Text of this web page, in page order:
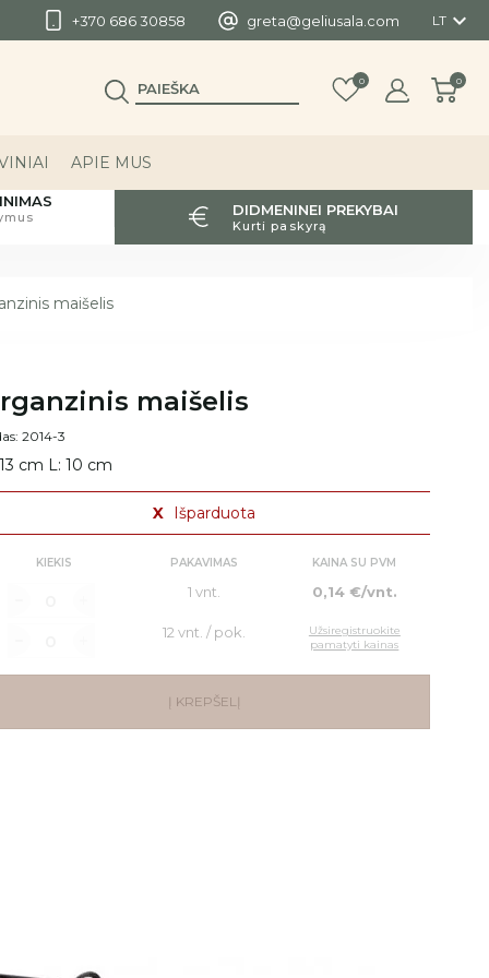
+370 686 30858 greta@geliusala.com LT 
0 0
APIE MUS
DIDMENINEI PREKYBAI
Kurti paskyrą
maišelis
maišelis
2014-3
cm L: 10 cm
X Išparduota
KIEKIS PAKAVIMAS KAINA SU PVM
1 vnt. 0,14 €/vnt.
12 vnt. / pok.
Užsiregistruokite
pamatyti kainas
Į KREPŠELĮ